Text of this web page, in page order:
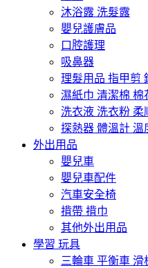
沐浴露 洗髮露
嬰兒護膚品
口腔護理
吸鼻器
理髮用品 指甲剪
濕紙巾 清潔棉 棉
洗衣液 洗衣粉 柔
探熱器 體溫計 溫
外出用品
嬰兒車
嬰兒車配件
汽車安全椅
揹帶 揹巾
其他外出用品
學習 玩具
三輪車 平衡車 滑